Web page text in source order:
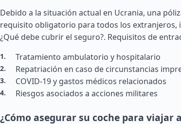
Debido a la situación actual en Ucrania, una
requisito obligatorio para todos los extranjeros,
¿Qué debe cubrir el seguro?. Requisitos de
Tratamiento ambulatorio y hospitalario
Repatriación en caso de circunstancias
COVID-19 y gastos médicos relacionados
Riesgos asociados a acciones militares
¿Cómo asegurar su coche para viajar